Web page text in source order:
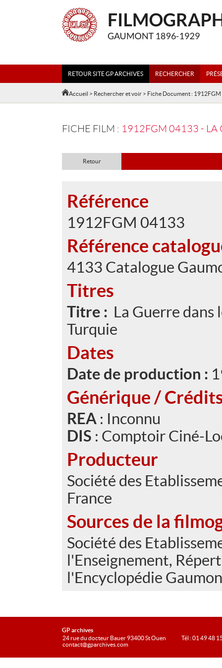
RETOUR SITE GP ARCHIVES RECHERCHER
Accueil > Rechercher et voir > Fiche Document :
FICHE FILM : 1912FGM 04133 - LA
Retour
Référence
1912FGM 04133
Référence
4133 Catalogue
Titres
Titre : La Guerre dans
Turquie
Dates
Date de production :
Générique /
REA : Inconnu
DIS : Comptoir Ciné-
Producteur
Société des
France
Sources de la
Société des
l'Enseignement,
l'Encyclopédie
GP archives
24 rue du docteur Bauer 93400 St Ouen
contact@gparchives.com
Tél : 01 49 48